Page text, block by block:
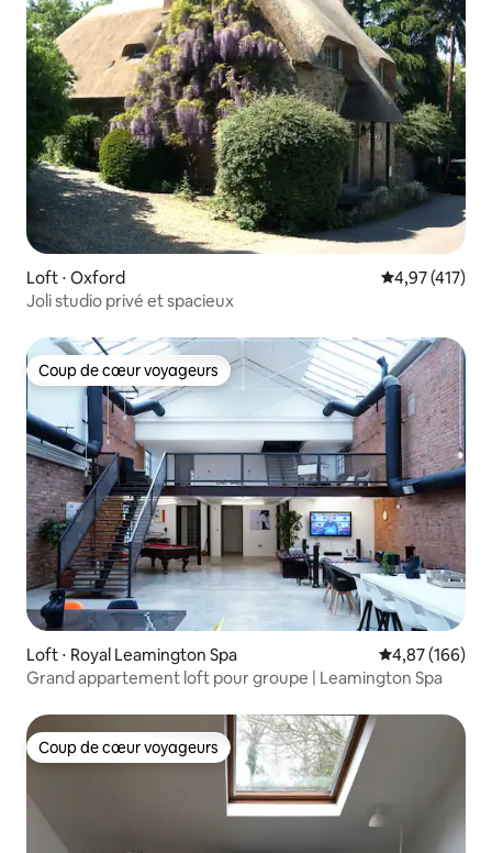
Loft ⋅ Oxford Évaluation
4,97 (417)
Joli studio privé et spacieux
Coup de cœur voyageurs
Coup de cœur voyageurs
Loft ⋅ Royal Leamington Spa Évaluation
4,87 (166)
Grand appartement loft pour groupe | Leamington Spa
Coup de cœur voyageurs
Coup de cœur voyageurs